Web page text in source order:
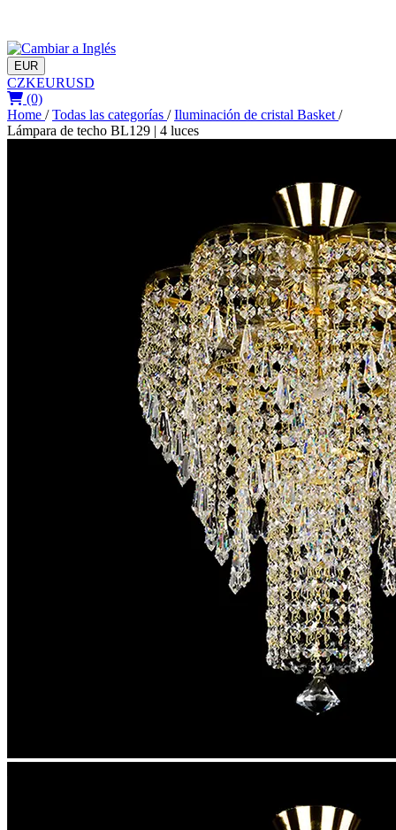
EUR
CZKEURUSD
(0)
Home / Todas las categorías / Iluminación de cristal Basket /
Lámpara de techo BL129 | 4 luces